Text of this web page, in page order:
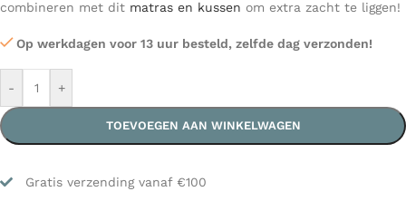
combineren met dit matras en kussen om extra zacht te liggen!
Op werkdagen voor 13 uur besteld, zelfde dag verzonden!
- +
TOEVOEGEN AAN WINKELWAGEN
Gratis verzending vanaf €100